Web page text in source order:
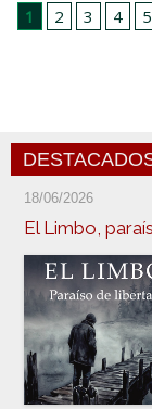
1 2 3 4 5
18/06/2026
El Limbo,